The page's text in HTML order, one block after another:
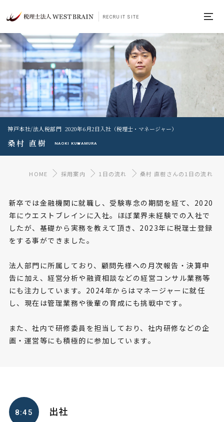
RECRUIT SITE
神戸本社/法人税部門 2020年6月2日入社（税理士・マネージャー）
桑村 直樹 NAOKI KUWAMURA
HOME 採用案内 1日の流れ 桑村 直樹さんの1日の流れ
新卒では金融機関に就職し、受験専念の期間を経て、2020
年にウエストブレインに入社。ほぼ業界未経験での入社で
したが、基礎から実務を教えて頂き、2023年に税理士登録
をする事ができました。
法人部門に所属しており、顧問先様への月次報告・決算申
告に加え、経営分析や融資相談などの経営コンサル業務等
にも注力しています。2024年からはマネージャーに就任
し、現在は管理業務や後輩の育成にも挑戦中です。
また、社内で研修委員を担当しており、社内研修などの企
画・運営等にも積極的に参加しています。
8:45 出社